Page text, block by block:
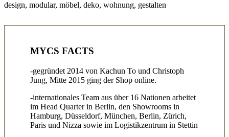
MYCS FACTS
-gegründet 2014 von Kachun To und Christoph
Jung, Mitte 2015 ging der Shop online.
-internationales Team aus über 16 Nationen arbeitet
im Head Quarter in Berlin, den Showrooms in
Hamburg, Düsseldorf, München, Berlin, Zürich,
Paris und Nizza sowie im Logistikzentrum in Stettin